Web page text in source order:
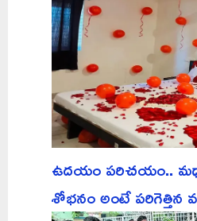
ఉదయం పరిచయం..
శోభనం అంటే పరిగెత్తిన